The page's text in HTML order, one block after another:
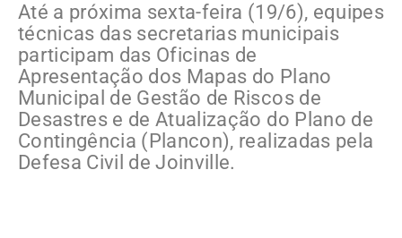
Até a próxima sexta-feira (19/6), equipes
técnicas das secretarias municipais
participam das Oficinas de
Apresentação dos Mapas do Plano
Municipal de Gestão de Riscos de
Desastres e de Atualização do Plano de
Contingência (Plancon), realizadas pela
Defesa Civil de Joinville.